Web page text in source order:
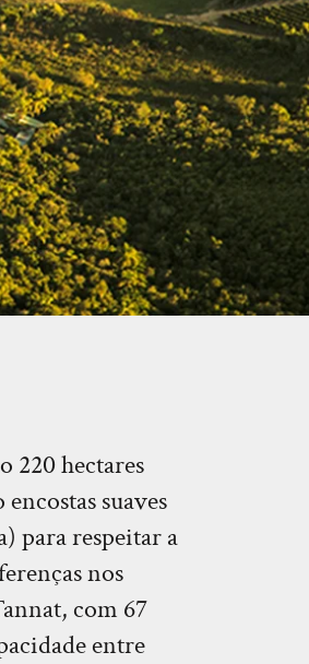
220 hectares
suaves
para respeitar a
nos
com 67
entre